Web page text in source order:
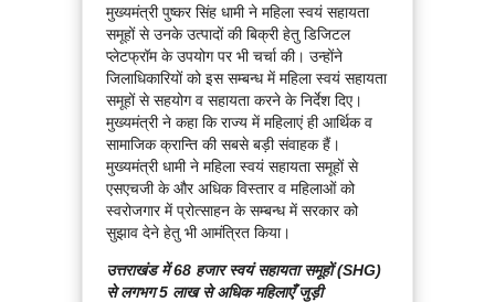
मुख्यमंत्री पुष्कर सिंह धामी ने महिला स्वयं सहायता
समूहों से उनके उत्पादों की बिक्री हेतु डिजिटल
प्लेटफ्रॉम के उपयोग पर भी चर्चा की। उन्होंने
जिलाधिकारियों को इस सम्बन्ध में महिला स्वयं सहायता
समूहों से सहयोग व सहायता करने के निर्देश दिए।
मुख्यमंत्री ने कहा कि राज्य में महिलाएं ही आर्थिक व
सामाजिक क्रान्ति की सबसे बड़ी संवाहक हैं।
मुख्यमंत्री धामी ने महिला स्वयं सहायता समूहों से
एसएचजी के और अधिक विस्तार व महिलाओं को
स्वरोजगार में प्रोत्साहन के सम्बन्ध में सरकार को
सुझाव देने हेतु भी आमंत्रित किया।
उत्तराखंड में 68 हजार स्वयं सहायता समूहों (SHG)
से लगभग 5 लाख से अधिक महिलाएँ जुड़ी